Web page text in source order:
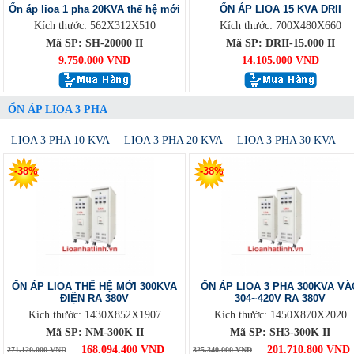
Ổn áp lioa 1 pha 20KVA thế hệ mới
Kích thước: 562X312X510
Mã SP: SH-20000 II
9.750.000 VND
ỔN ÁP LIOA 15 KVA DRII
Kích thước: 700X480X660
Mã SP: DRII-15.000 II
14.105.000 VND
ỔN ÁP LIOA 3 PHA
LIOA 3 PHA 10 KVA LIOA 3 PHA 20 KVA LIOA 3 PHA 30 KVA
-38%
ỔN ÁP LIOA THẾ HỆ MỚI 300KVA
ĐIỆN RA 380V
Kích thước: 1430X852X1907
Mã SP: NM-300K II
271.120.000 VND 168.094.400 VND
-38%
ỔN ÁP LIOA 3 PHA 300KVA
304~420V RA 380V
Kích thước: 1450X870X2020
Mã SP: SH3-300K II
325.340.000 VND 201.710.800 VND